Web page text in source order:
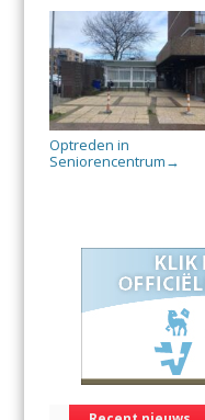
Optreden in
Seniorencentrum →